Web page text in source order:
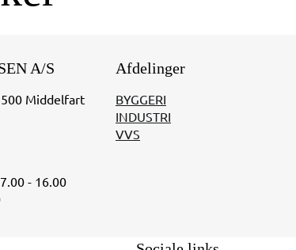
A/S
Middelfart
- 16.00
Afdelinger
BYGGERI
INDUSTRI
VVS